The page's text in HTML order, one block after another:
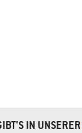
IN UNSERER